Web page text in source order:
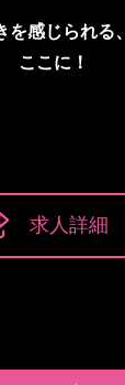
感じられる、
ここに！
求人詳細